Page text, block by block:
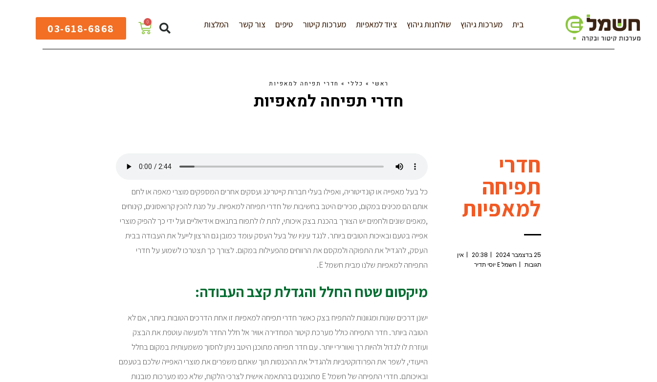
בית
מערכות גיהוץ שולחנות גיהוץ ציוד למאפיות מערכות קיטור טיפים צור קשר המלצות 0
03-618-6868
ראשי » כללי » חדרי תפיחה למאפיות
חדרי תפיחה למאפיות
חדרי
תפיחה
למאפיות
25 בדצמבר 2024 20:38
אין
תגובות
חשמל E יוסי תדיר
כל בעל מאפייה או קונדיטוריה, ואפילו בעלי חברות קייטרינג ועסקים אחרים המספקים מוצרי מאפה או לחם
אותם הם מכינים במקום, מכירים היטב בחשיבות של חדרי תפיחה למאפיות. על מנת להכין קרואסונים, קינוחים
,מאפים שונים ולחמים יש הצורך בהכנת בצק איכותי, לתת לו לתפוח בתנאים אידיאליים ועל ידי כך להפיק מוצרי
אפייה בטעם ובאיכות הטובים ביותר. לנגד עיניו של בעל העסק עומד כמובן גם הרצון לייעל את העבודה בבית
העסק, להגדיל את התפוקה ולמקסם את הרווחים מהפעילות במקום. לצורך כך תצטרכו לשמוע על חדרי
התפיחה למאפיות שלנו מבית חשמל E.
מיקסום שטח החלל והגדלת קצב העבודה:
ישנן דרכים שונות ומגוונות להתפיח בצק כאשר חדרי תפיחה למאפיות זו אחת הדרכים הטובות ביותר, אם לא
הטובה ביותר. חדר התפיחה כולל מערכת קיטור המחדירה אוויר אל חלל החדר ולמעשה עוטפת את הבצק
ועוזרת לו לגדול ולהיות רך ואוורירי יותר. עם חדר תפיחה מתוכנן היטב ניתן לחסוך משמעותית במקום בחלל
הייעודי, לשפר את הפרודוקטיביות ולהגדיל את ההכנסות תוך שאתם משפרים את מוצרי האפייה שלכם בטעמם
ובאיכותם. חדרי התפיחה של חשמל E מתוכננים בהתאמה אישית לצרכי הלקוח, שלא כמו מערכות מובנות